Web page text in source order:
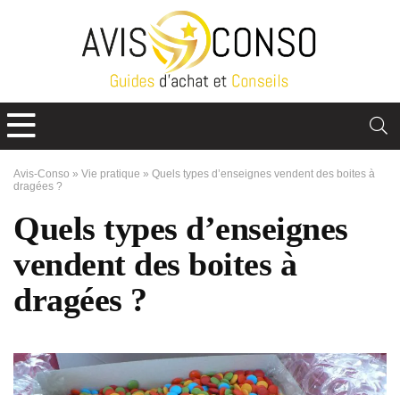
Avis-Conso » Vie pratique » Quels types d’enseignes vendent des boites à
dragées ?
Quels types d’enseignes
vendent des boites à
dragées ?